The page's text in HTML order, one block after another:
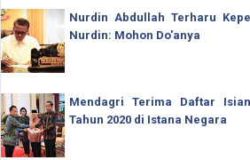
Nurdin Abdullah Terharu
Nurdin: Mohon Do'anya
Mendagri Terima Daftar
Tahun 2020 di Istana Negara